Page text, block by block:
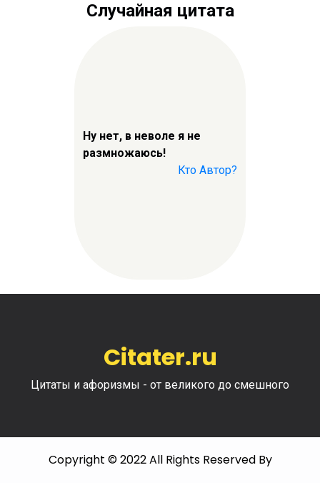
Случайная цитата
Ну нет, в неволе я не
размножаюсь!
Кто Автор?
Citater.ru
Цитаты и афоризмы - от великого до смешного
Copyright © 2022 All Rights Reserved By